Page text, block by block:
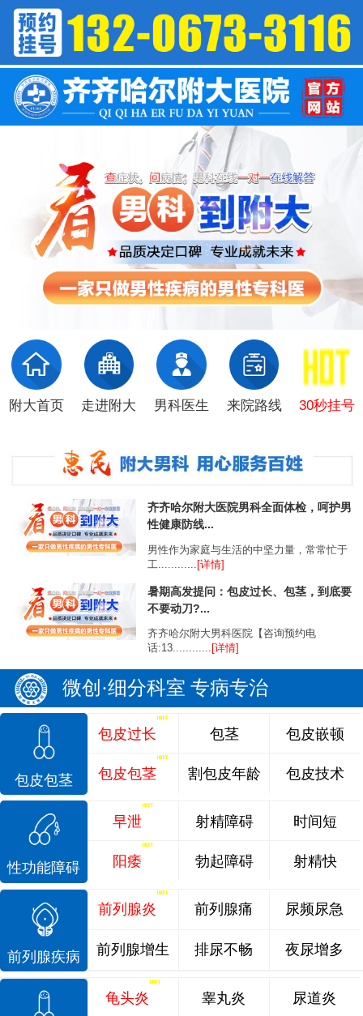
附大首页 走进附大 男科医生 来院路线 30秒挂号
齐齐哈尔附大医院男科全面体检，呵护男
性健康防线...
男性作为家庭与生活的中坚力量，常常忙于
工............
[详情]
暑期高发提问：包皮过长、包茎，到底要
不要动刀?...
齐齐哈尔附大男科医院【咨询预约电
话:13............ [详情]
微创·细分科室 专病专治
包皮包茎
包皮过长
包皮包茎
包茎
割包皮年龄
包皮嵌顿
包皮技术
性功能障碍
早泄
阳痿
射精障碍
勃起障碍
时间短
射精快
前列腺疾病
前列腺炎 前列腺痛 尿频尿急
前列腺增生 排尿不畅 夜尿增多
龟头炎 睾丸炎 尿道炎